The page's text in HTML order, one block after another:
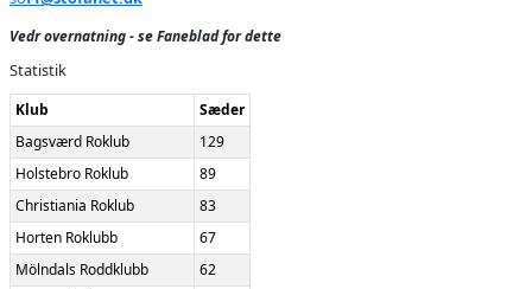
Vedr overnatning - se Faneblad for dette
Statistik
Klub
Sæder
Bagsværd Roklub
129
Holstebro Roklub
89
Christiania Roklub
83
Horten Roklubb
67
Mölndals Roddklubb
62